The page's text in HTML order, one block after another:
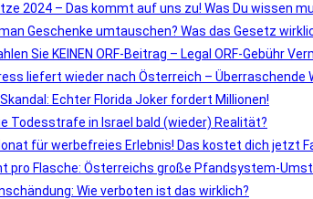
2024 – Das kommt auf uns zu! Was Du wissen
Geschenke umtauschen? Was das Gesetz
Sie KEINEN ORF-Beitrag – Legal ORF-Gebühr
liefert wieder nach Österreich – Überraschende
Echter Florida Joker fordert Millionen!
Todesstrafe in Israel bald (wieder) Realität?
für werbefreies Erlebnis! Das kostet dich jetzt
pro Flasche: Österreichs große Pfandsystem-
Wie verboten ist das wirklich?